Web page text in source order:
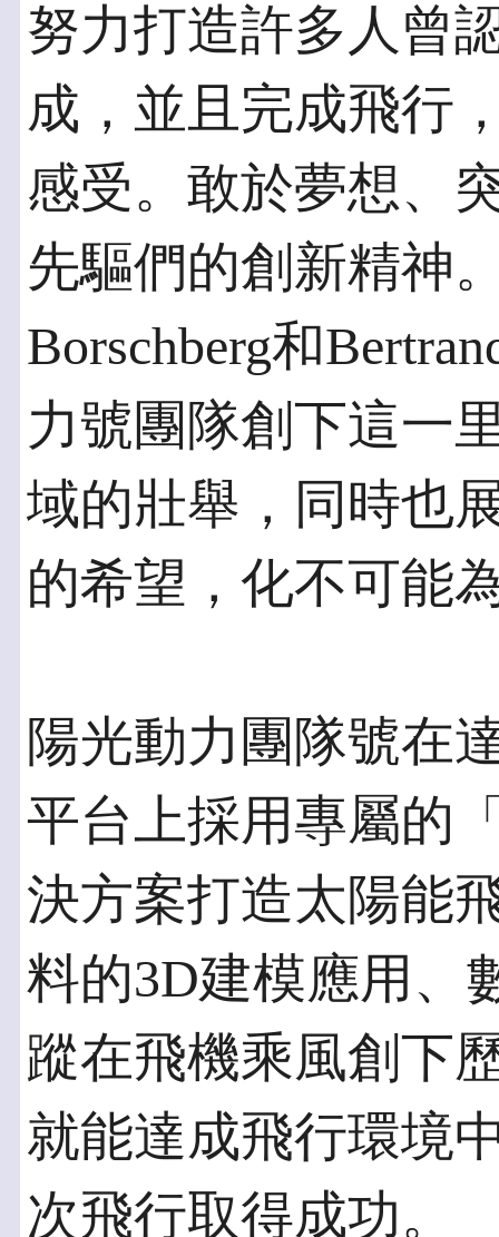
努力打造許多人曾
成，並且完成飛行
感受。敢於夢想、
先驅們的創新精神
Borschberg和
力號團隊創下這一
域的壯舉，同時也
的希望，化不可能
陽光動力團隊號在
平台上採用專屬的
決方案打造太陽能
料的3D建模應用、
蹤在飛機乘風創下
就能達成飛行環境
次飛行取得成功。